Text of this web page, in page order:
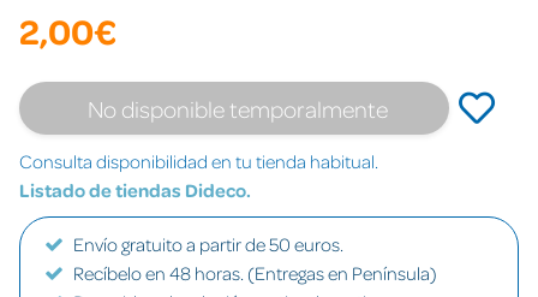
2,00€
No disponible temporalmente
Consulta disponibilidad en tu tienda habitual.
Listado de tiendas Dideco.
Envío gratuito a partir de 50 euros.
Recíbelo en 48 horas. (Entregas en Península)